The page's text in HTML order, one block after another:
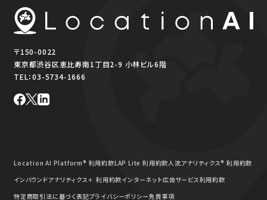
〒150-0022
東京都渋谷区恵比寿南1丁目2-9 小林ビル6階
TEL：03-5734-1666
Location AI Platform® 利用約款LAP Lite 利用約款人流アナリティクス® 利用約款
インバウンドアナリティクス＋ 利用約款インターネット広告サービス利用約款
特定商取引法に基づく表記プライバシーポリシー免責事項